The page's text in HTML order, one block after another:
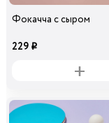
Фокачча с сыром
229 i